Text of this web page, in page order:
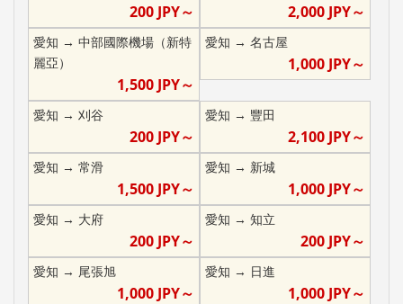
200JPY～ 2,000 JPY～
愛知 → 中部國際機場（新特
麗亞）
1,500JPY～
愛知 → 名古屋
1,000 JPY～
愛知 → 刈谷
200JPY～
愛知 → 豐田
2,100 JPY～
愛知 → 常滑
1,500JPY～
愛知 → 新城
1,000 JPY～
愛知 → 大府
200JPY～
愛知 → 知立
200 JPY～
愛知 → 尾張旭
1,000JPY～
愛知 → 日進
1,000 JPY～